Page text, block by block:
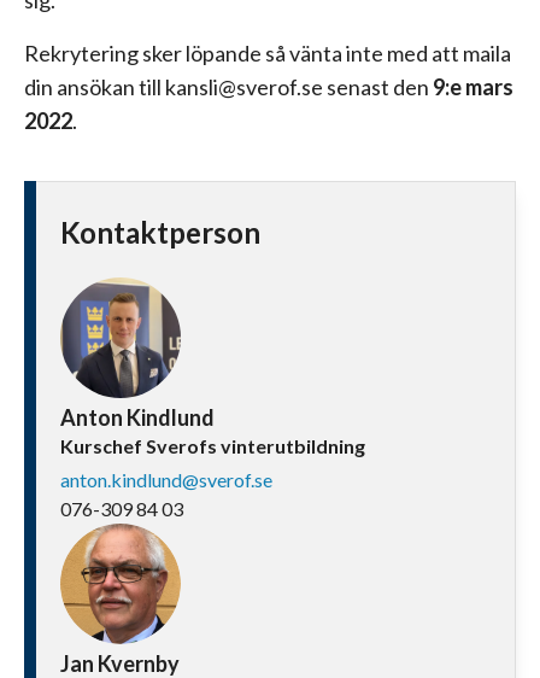
Rekrytering sker löpande så vänta inte med att maila
din ansökan till kansli@sverof.se senast den 9:e mars
2022.
Kontaktperson
Anton Kindlund
Kurschef Sverofs vinterutbildning
anton.kindlund@sverof.se
076-309 84 03
Jan Kvernby